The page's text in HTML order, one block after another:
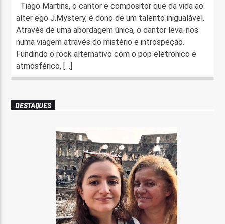
Tiago Martins, o cantor e compositor que dá vida ao
alter ego J.Mystery, é dono de um talento inigualável.
Através de uma abordagem única, o cantor leva-nos
numa viagem através do mistério e introspeção.
Fundindo o rock alternativo com o pop eletrónico e
atmosférico, […]
DESTAQUES